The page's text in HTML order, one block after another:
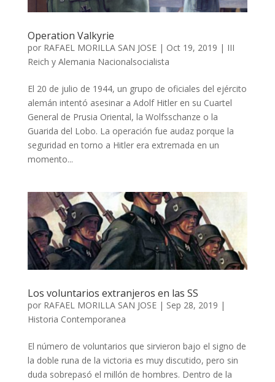
Operation Valkyrie
por RAFAEL MORILLA SAN JOSE| Oct 19, 2019 | III
Reich y Alemania Nacionalsocialista
El 20 de julio de 1944, un grupo de oficiales del ejército
alemán intentó asesinar a Adolf Hitler en su Cuartel
General de Prusia Oriental, la Wolfsschanze o la
Guarida del Lobo. La operación fue audaz porque la
seguridad en torno a Hitler era extremada en un
momento...
Los voluntarios extranjeros en las SS
por RAFAEL MORILLA SAN JOSE| Sep 28, 2019 |
Historia Contemporanea
El número de voluntarios que sirvieron bajo el signo de
la doble runa de la victoria es muy discutido, pero sin
duda sobrepasó el millón de hombres. Dentro de la